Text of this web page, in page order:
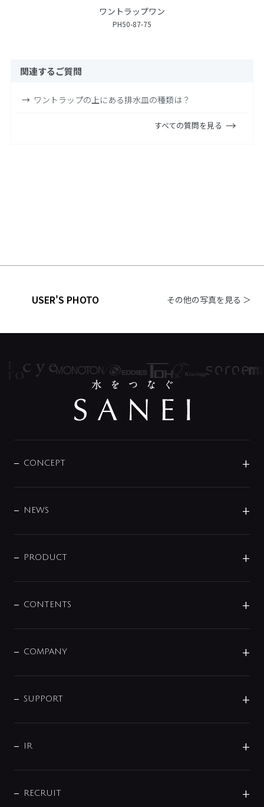
ワントラップワン
PH50-87-75
関連するご質問
ワントラップの上にある排水皿の種類は？
すべての質問を見る
USER'S PHOTO その他の写真を見る ＞
CONCEPT
DESIGN
NEWS
商品に関して
その他
PRODUCT
センサー・タッチ水栓
単水栓
分岐
配管システム
バス・空調周辺用品
CONTENTS
じぶんシャワーが見つかる
COMPANY
企業理念
会社概要
事業所案内
SUPPORT
よくあるご質問
データダウンロード
IR
IRニュース
RECRUIT